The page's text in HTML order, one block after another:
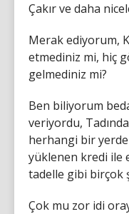
Çakır ve daha
Merak ediyorum,
etmediniz mi, hiç
gelmediniz mi?
Ben biliyorum
veriyordu,
herhangi bir
yüklenen kredi ile
tadelle gibi birçok
Çok mu zor idi